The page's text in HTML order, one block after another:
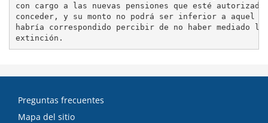
con cargo a las nuevas pensiones que esté autorizado
conceder, y su monto no podrá ser inferior a aquel
habría correspondido percibir de no haber mediado la
Preguntas frecuentes
Mapa del sitio